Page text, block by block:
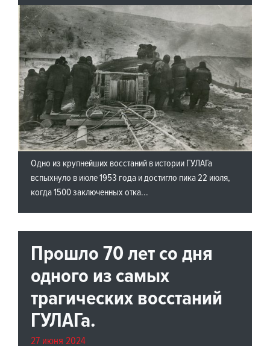
Одно из крупнейших восстаний в истории ГУЛАГа
вспыхнуло в июле 1953 года и достигло пика 22 июля,
когда 1500 заключенных отка...
Прошло 70 лет со дня
одного из самых
трагических восстаний
ГУЛАГа.
27 июня 2024